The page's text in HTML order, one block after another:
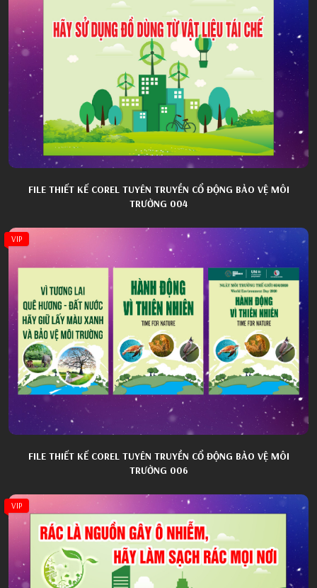
FILE THIẾT KẾ COREL TUYÊN TRUYỀN CỔ ĐỘNG BẢO VỆ MÔI
TRƯỜNG 004
VIP
FILE THIẾT KẾ COREL TUYÊN TRUYỀN CỔ ĐỘNG BẢO VỆ MÔI
TRƯỜNG 006
VIP